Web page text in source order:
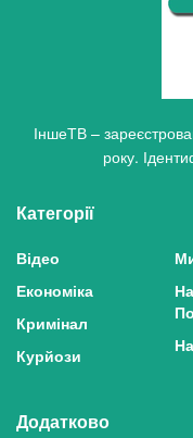
ІншеТВ –
року.
Категорії
Відео
Економіка
Кримінал
Курйози
Додатково